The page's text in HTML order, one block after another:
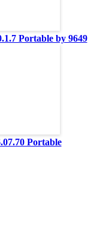
Portable by 9649
Portable